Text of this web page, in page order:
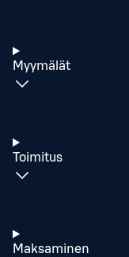
Myymälät
Toimitus
Maksaminen